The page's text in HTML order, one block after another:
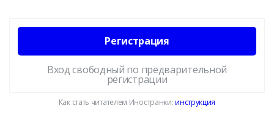
Регистрация
Вход свободный по предварительной
регистрации
Как стать читателем Иностранки:инструкция